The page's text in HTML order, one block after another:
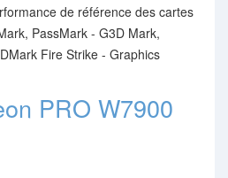
de référence des cartes
PassMark - G3D Mark,
Fire Strike - Graphics
PRO W7900